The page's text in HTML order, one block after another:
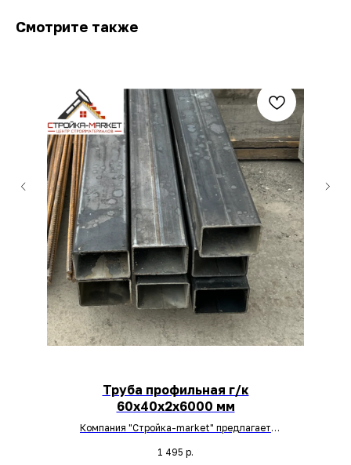
Смотрите также
Труба профильная г/к
60х40х2х6000 мм
Компания "Стройка-market" предлагает
60х40х2х6000 мм. Два реза на тягу -
1 495 р.